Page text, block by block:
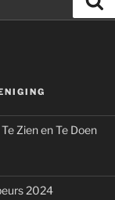
Zien en Te Doen
2024